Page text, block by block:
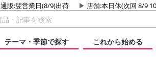
通販:翌営業日(8/9)出荷 店舗:本日休(次回 8/9
テーマ・季節で探す
これから始める